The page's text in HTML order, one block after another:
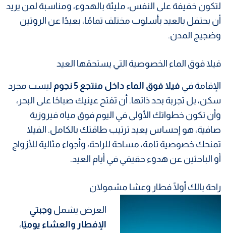
لتكون خفيفة على النفس، مليئة بالهدوء، ومناسبة لمن يريد
أن يحتفل بالعيد بأسلوب مختلف تمامًا، بعيدًا عن الروتين
وضجيج المدن.
فيلا فوق الماء الخصوصية التي يستحقها العيد
الإقامة في فيلا فوق الماء داخل منتجع 5 نجوم
ليست مجرد
سكن، بل تجربة بحد ذاتها. أن تفتح عينيك صباحًا على البحر،
وأن تكون خطواتك الأولى في اليوم فوق مياه فيروزية
صافية، هو إحساس يعيد ترتيب طاقتك بالكامل. الفيلا
تمنحك خصوصية تامة، مساحة للراحة، وأجواء مثالية للأزواج
أو الباحثين عن هدوء حقيقي في أيام العيد.
راحة بالك أولًا فطار وعشا مشمولان
العرض يشمل وجبتي
الإفطار والعشاء يوميًا،